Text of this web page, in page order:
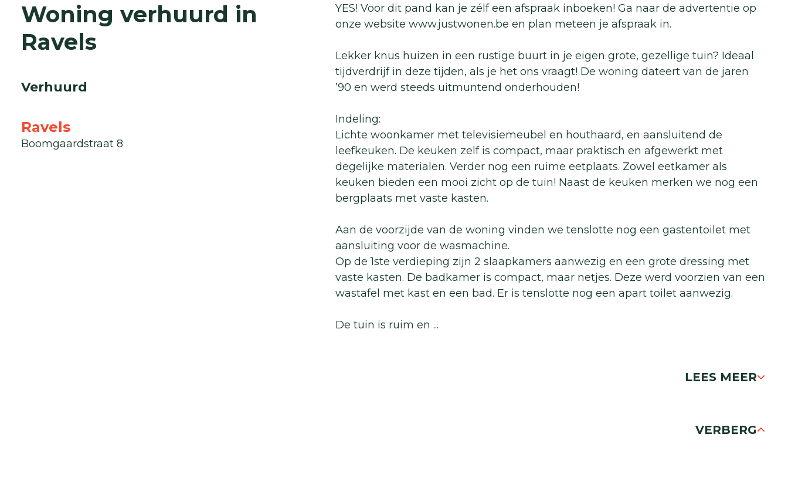
Woning verhuurd in
Ravels
Verhuurd
Ravels
Boomgaardstraat 8
YES! Voor dit pand kan je zélf een afspraak inboeken! Ga naar de advertentie op
onze website www.justwonen.be en plan meteen je afspraak in.
Lekker knus huizen in een rustige buurt in je eigen grote, gezellige tuin? Ideaal
tijdverdrijf in deze tijden, als je het ons vraagt! De woning dateert van de jaren
’90 en werd steeds uitmuntend onderhouden!
Indeling:
Lichte woonkamer met televisiemeubel en houthaard, en aansluitend de
leefkeuken. De keuken zelf is compact, maar praktisch en afgewerkt met
degelijke materialen. Verder nog een ruime eetplaats. Zowel eetkamer als
keuken bieden een mooi zicht op de tuin! Naast de keuken merken we nog een
bergplaats met vaste kasten.
Aan de voorzijde van de woning vinden we tenslotte nog een gastentoilet met
aansluiting voor de wasmachine.
Op de 1ste verdieping zijn 2 slaapkamers aanwezig en een grote dressing met
vaste kasten. De badkamer is compact, maar netjes. Deze werd voorzien van een
wastafel met kast en een bad. Er is tenslotte nog een apart toilet aanwezig.
De tuin is ruim en ...
LEES MEER
VERBERG